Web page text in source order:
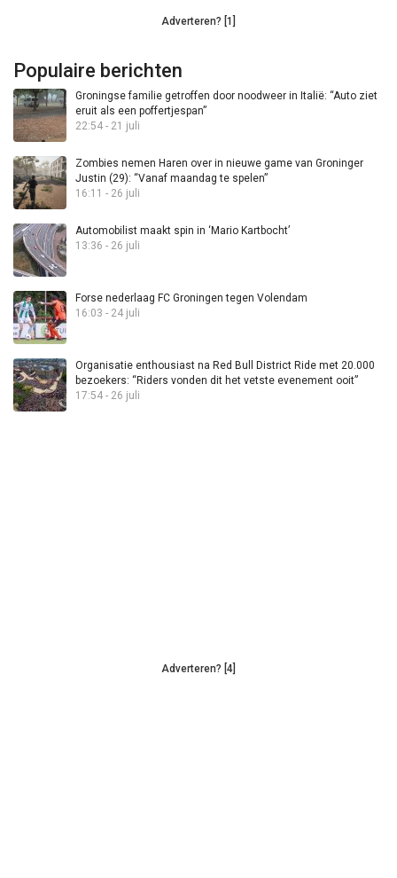
Adverteren? [1]
Populaire berichten
Groningse familie getroffen door noodweer in Italië: “Auto ziet
eruit als een poffertjespan”
22:54 - 21 juli
Zombies nemen Haren over in nieuwe game van Groninger
Justin (29): “Vanaf maandag te spelen”
16:11 - 26 juli
Automobilist maakt spin in ‘Mario Kartbocht’
13:36 - 26 juli
Forse nederlaag FC Groningen tegen Volendam
16:03 - 24 juli
Organisatie enthousiast na Red Bull District Ride met 20.000
bezoekers: “Riders vonden dit het vetste evenement ooit”
17:54 - 26 juli
Adverteren? [4]